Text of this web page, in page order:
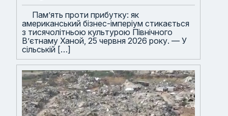
Пам’ять проти прибутку: як
американський бізнес-імперіум стикається
з тисячолітньою культурою Північного
В’єтнаму Ханой, 25 червня 2026 року. — У
сільській […]